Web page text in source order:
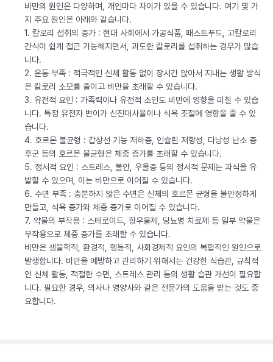
비만의 원인은 다양하며, 개인마다 차이가 있을 수 있습니다. 여기 몇 가
지 주요 원인은 아래와 같습니다.
1. 칼로리 섭취의 증가 : 현대 사회에서 가공식품, 패스트푸드, 고칼로리
간식이 쉽게 접근 가능해지면서, 과도한 칼로리를 섭취하는 경우가 많습
니다.
2. 운동 부족 : 적극적인 신체 활동 없이 장시간 앉아서 지내는 생활 방식
은 칼로리 소모를 줄이고 비만을 초래할 수 있습니다.
3. 유전적 요인 : 가족력이나 유전적 소인도 비만에 영향을 미칠 수 있습
니다. 특정 유전자 변이가 신진대사율이나 식욕 조절에 영향을 줄 수 있
습니다.
4. 호르몬 불균형 : 갑상선 기능 저하증, 인슐린 저항성, 다낭성 난소 증
후군 등의 호르몬 불균형은 체중 증가를 초래할 수 있습니다.
5. 정서적 요인 : 스트레스, 불안, 우울증 등의 정서적 문제는 과식을 유
발할 수 있으며, 이는 비만으로 이어질 수 있습니다.
6. 수면 부족 : 충분하지 않은 수면은 신체의 호르몬 균형을 불안정하게
만들고, 식욕 증가와 체중 증가로 이어질 수 있습니다.
7. 약물의 부작용 : 스테로이드, 항우울제, 당뇨병 치료제 등 일부 약물은
부작용으로 체중 증가를 초래할 수 있습니다.
비만은 생물학적, 환경적, 행동적, 사회경제적 요인의 복합적인 원인으로
발생합니다. 비만을 예방하고 관리하기 위해서는 건강한 식습관, 규칙적
인 신체 활동, 적절한 수면, 스트레스 관리 등의 생활 습관 개선이 필요합
니다. 필요한 경우, 의사나 영양사와 같은 전문가의 도움을 받는 것도 중
요합니다.